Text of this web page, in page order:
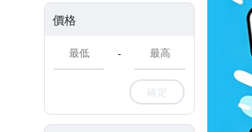
價格
-
確定